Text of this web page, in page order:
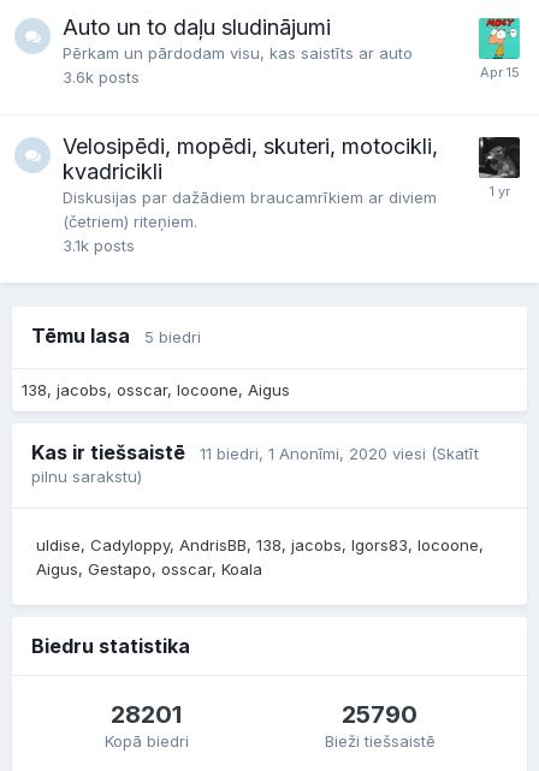
Auto un to daļu sludinājumi
Pērkam un pārdodam visu, kas saistīts ar auto
3.6k posts
Velosipēdi, mopēdi, skuteri, motocikli,
kvadricikli
Diskusijas par dažādiem braucamrīkiem ar diviem
(četriem) riteņiem.
3.1k posts
Tēmu lasa 5 biedri
138 jacobs osscar locoone Aigus
Kas ir tiešsaistē 11 biedri, 1 Anonīmi, 2020 viesi (Skatīt
pilnu sarakstu)
uldise Cadyloppy AndrisBB 138 jacobs Igors83 locoone
Aigus Gestapo osscar Koala
Biedru statistika
28201
Kopā biedri
25790
Bieži tiešsaistē